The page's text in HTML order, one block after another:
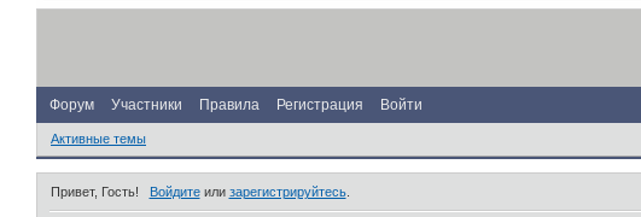
Форум Участники Правила Регистрация Войти
Активные темы
Привет, Гость! Войдитеили зарегистрируйтесь.